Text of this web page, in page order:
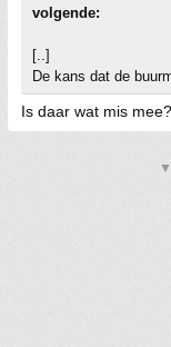
volgende:
[..]
De kans dat de
Is daar wat mis mee?
▼